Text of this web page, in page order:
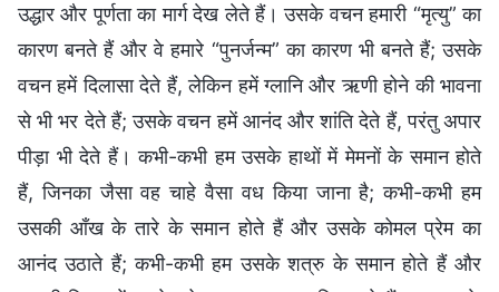
उद्धार और पूर्णता का मार्ग देख लेते हैं। उसके वचन हमारी “मृत्यु” का
कारण बनते हैं और वे हमारे “पुनर्जन्म” का कारण भी बनते हैं; उसके
वचन हमें दिलासा देते हैं, लेकिन हमें ग्लानि और ऋणी होने की भावना
से भी भर देते हैं; उसके वचन हमें आनंद और शांति देते हैं, परंतु अपार
पीड़ा भी देते हैं। कभी-कभी हम उसके हाथों में मेमनों के समान होते
हैं, जिनका जैसा वह चाहे वैसा वध किया जाना है; कभी-कभी हम
उसकी आँख के तारे के समान होते हैं और उसके कोमल प्रेम का
आनंद उठाते हैं; कभी-कभी हम उसके शत्रु के समान होते हैं और